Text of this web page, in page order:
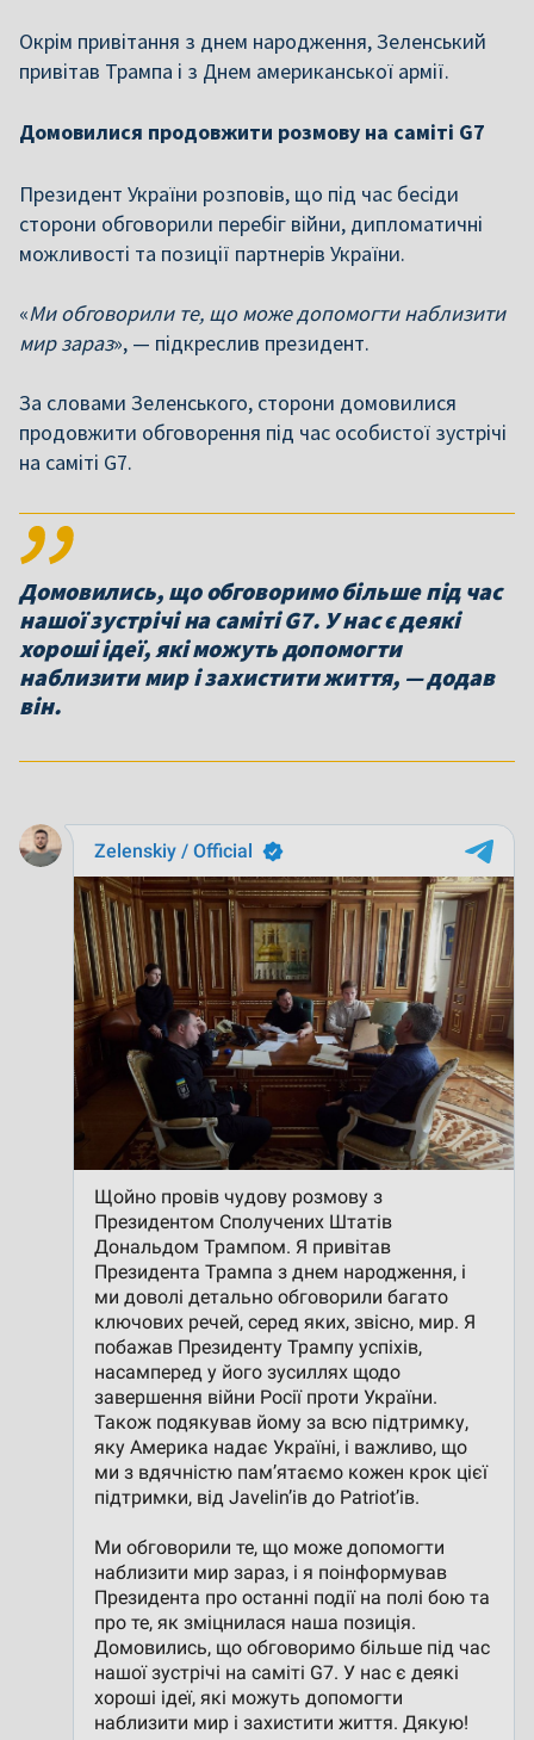
Окрім привітання з днем народження, Зеленський
привітав Трампа і з Днем американської армії.
Домовилися продовжити розмову на саміті G7
Президент України розповів, що під час бесіди
сторони обговорили перебіг війни, дипломатичні
можливості та позиції партнерів України.
«Ми обговорили те, що може допомогти наблизити
мир зараз», — підкреслив президент.
За словами Зеленського, сторони домовилися
продовжити обговорення під час особистої зустрічі
на саміті G7.
Домовились, що обговоримо більше під час
нашої зустрічі на саміті G7. У нас є деякі
хороші ідеї, які можуть допомогти
наблизити мир і захистити життя, — додав
він.